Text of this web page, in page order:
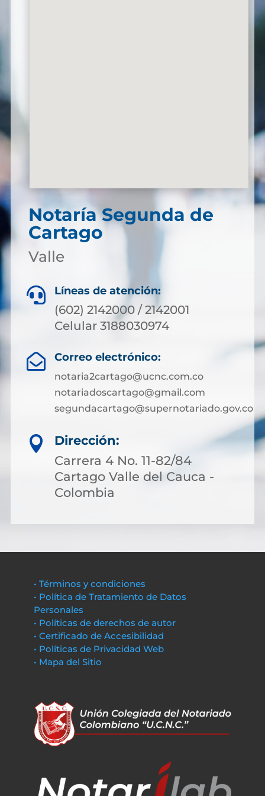
Notaría Segunda de
Cartago
Valle
 Líneas de atención:
(602) 2142000 / 2142001
Celular 3188030974
 Correo electrónico:
notaria2cartago@ucnc.com.co
notariadoscartago@gmail.com
segundacartago@supernotariado.gov.co

Dirección:
Carrera 4 No. 11-82/84
Cartago Valle del Cauca -
Colombia
• Términos y condiciones
• Política de Tratamiento de Datos
Personales
• Políticas de derechos de autor
• Certificado de Accesibilidad
• Políticas de Privacidad Web
• Mapa del Sitio